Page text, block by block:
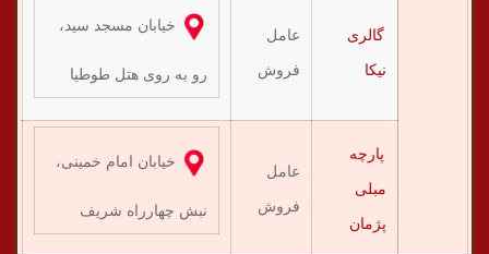
گالری
نیکا
عامل
فروش
خیابان مسجد سید،
رو به روی هتل طوطیا
پارچه
مبلی
پژمان
عامل
فروش
خیابان امام خمینی،
نبش چهارراه شریف